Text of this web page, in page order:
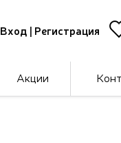
Вход | Регистрация
Акции